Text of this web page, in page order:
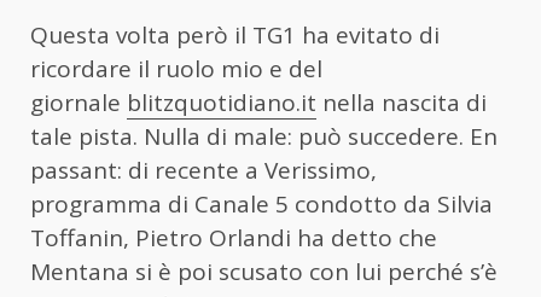
Questa volta però il TG1 ha evitato di
ricordare il ruolo mio e del
giornale blitzquotidiano.it nella nascita di
tale pista. Nulla di male: può succedere. En
passant: di recente a Verissimo,
programma di Canale 5 condotto da Silvia
Toffanin, Pietro Orlandi ha detto che
Mentana si è poi scusato con lui perché s’è